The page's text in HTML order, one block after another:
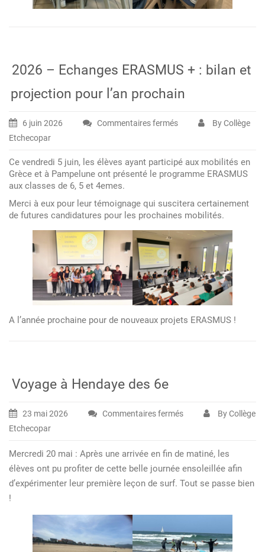
2026 – Echanges ERASMUS + : bilan et
projection pour l’an prochain
6 juin 2026 Commentaires ferméssur
Echanges
+
:
bilan
projection
pour
l’an
prochain
By Collège
Etchecopar
Ce vendredi 5 juin, les élèves ayant participé aux mobilités en
Grèce et à Pampelune ont présenté le programme ERASMUS
aux classes de 6, 5 et 4emes.
Merci à eux pour leur témoignage qui suscitera certainement
de futures candidatures pour les prochaines mobilités.
A l’année prochaine pour de nouveaux projets ERASMUS !
Voyage à Hendaye des 6e
23 mai 2026 Commentaires ferméssur
Hendaye
By Collège
Etchecopar
Mercredi 20 mai : Après une arrivée en fin de matiné, les
élèves ont pu profiter de cette belle journée ensoleillée afin
d’expérimenter leur première leçon de surf. Tout se passe bien
!